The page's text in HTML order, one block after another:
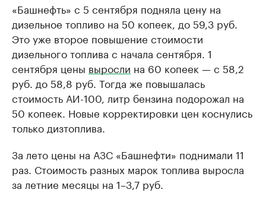
«Башнефть» с 5 сентября подняла цену на
дизельное топливо на 50 копеек, до 59,3 руб.
Это уже второе повышение стоимости
дизельного топлива с начала сентября. 1
сентября цены выросли на 60 копеек — с 58,2
руб. до 58,8 руб. Тогда же повышалась
стоимость АИ-100, литр бензина подорожал на
50 копеек. Новые корректировки цен коснулись
только дизтоплива.
За лето цены на АЗС «Башнефти» поднимали 11
раз. Стоимость разных марок топлива выросла
за летние месяцы на 1–3,7 руб.